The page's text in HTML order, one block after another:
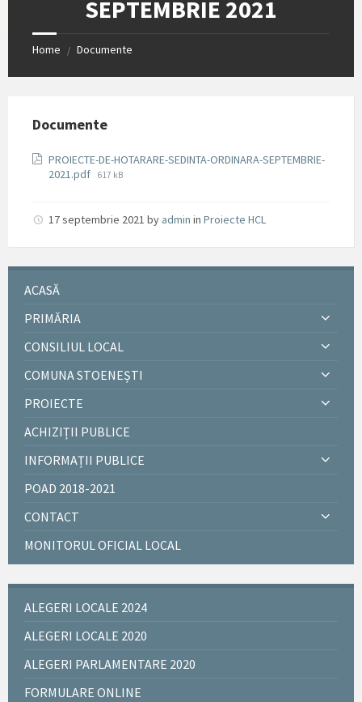
SEPTEMBRIE 2021
Home / Documente
Documente
PROIECTE-DE-HOTARARE-SEDINTA-ORDINARA-SEPTEMBRIE-
2021.pdf File
617 kB
17 septembrie 2021 by admin in Proiecte HCL
ACASĂ
PRIMĂRIA
CONSILIUL LOCAL
COMUNA STOENEȘTI
PROIECTE
ACHIZIȚII PUBLICE
INFORMAȚII PUBLICE
POAD 2018-2021
CONTACT
MONITORUL OFICIAL LOCAL
ALEGERI LOCALE 2024
ALEGERI LOCALE 2020
ALEGERI PARLAMENTARE 2020
FORMULARE ONLINE